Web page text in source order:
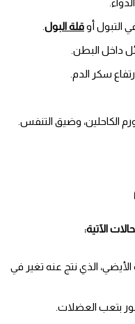
التبول أوقلة البول
داخل البطن.
سكر الدم.
الكاحلين، وضيق التنفس.
الآتية:
الذي نتج عنه تغير في
بتعب العضلات.